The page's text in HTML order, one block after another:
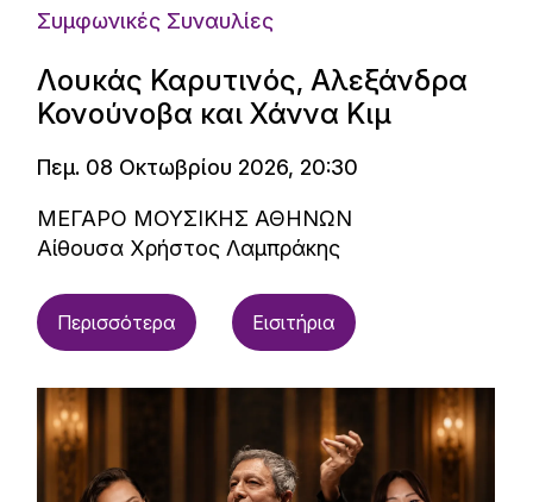
Συμφωνικές Συναυλίες
Λουκάς Καρυτινός, Αλεξάνδρα
Κονούνοβα και Χάννα Κιμ
Πεμ. 08 Οκτωβρίου 2026, 20:30
ΜΕΓΑΡΟ ΜΟΥΣΙΚΗΣ ΑΘΗΝΩΝ
Αίθουσα Χρήστος Λαμπράκης
Περισσότερα Εισιτήρια